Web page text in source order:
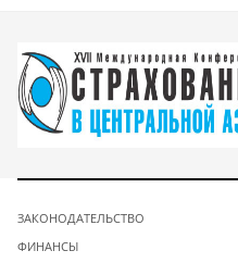
ЗАКОНОДАТЕЛЬСТВО
ФИНАНСЫ